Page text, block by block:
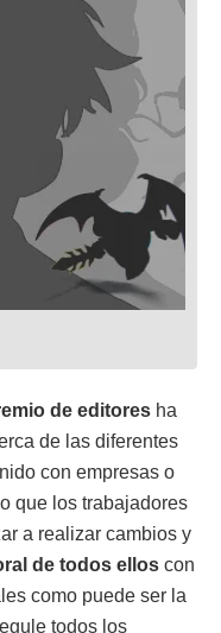
de editores ha
de las diferentes
con empresas o
que los trabajadores
a realizar cambios y
de todos ellos con
como puede ser la
todos los